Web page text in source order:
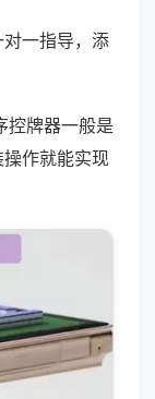
一指导，添
控牌器一般是
作就能实现